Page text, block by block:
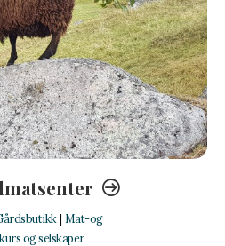
| Mat-og
og selskaper